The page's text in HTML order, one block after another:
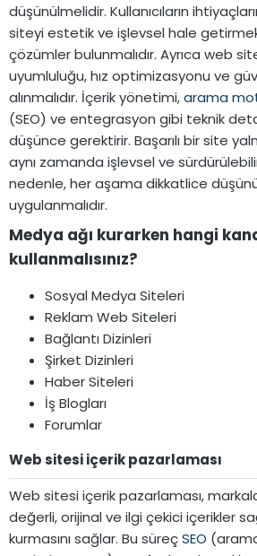
düşünülmelidir. Kullanıcıların
siteyi estetik ve işlevsel hale getirmek
çözümler bulunmalıdır. Ayrıca web
uyumluluğu, hız optimizasyonu ve
alınmalıdır. İçerik yönetimi,arama
(SEO) ve entegrasyon gibi teknik
düşünce gerektirir. Başarılı bir site
aynı zamanda işlevsel ve sürdürülebilir
nedenle, her aşama dikkatlice
uygulanmalıdır.
Medya ağı kurarken hangi
kullanmalısınız?​
Sosyal Medya Siteleri
Reklam Web Siteleri
Bağlantı Dizinleri
Şirket Dizinleri
Haber Siteleri
İş Blogları
Forumlar
Web sitesi içerik pazarlaması​
Web sitesi içerik pazarlaması,
değerli, orijinal ve ilgi çekici içerikler
kurmasını sağlar. Bu süreçSEO